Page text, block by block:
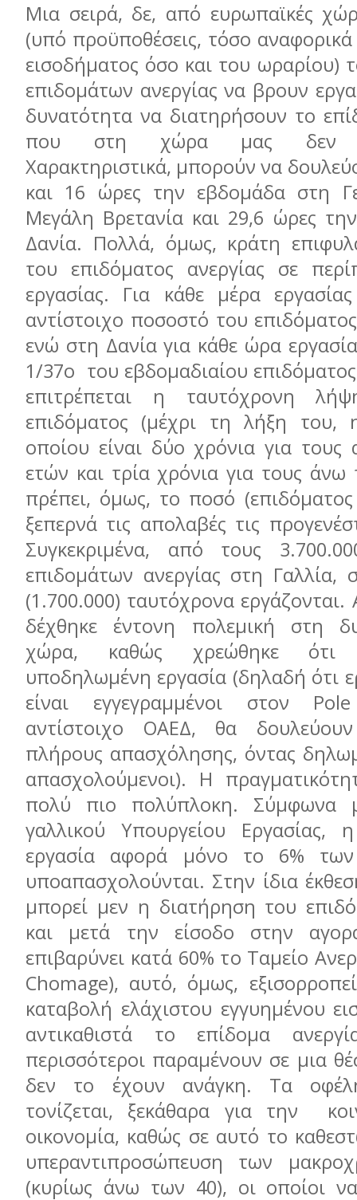
Μια σειρά, δε, από ευρωπαϊκές
(υπό προϋποθέσεις, τόσο
εισοδήματος όσο και του ωραρίου)
επιδομάτων ανεργίας να βρουν
δυνατότητα να διατηρήσουν το
που στη χώρα μας δεν
Χαρακτηριστικά, μπορούν να
και 16 ώρες την εβδομάδα στη
Μεγάλη Βρετανία και 29,6 ώρες
Δανία. Πολλά, όμως, κράτη
του επιδόματος ανεργίας σε
εργασίας. Για κάθε μέρα
αντίστοιχο ποσοστό του
ενώ στη Δανία για κάθε ώρα
1/37ο του εβδομαδιαίου
επιτρέπεται η ταυτόχρονη
επιδόματος (μέχρι τη λήξη του,
οποίου είναι δύο χρόνια για τους
ετών και τρία χρόνια για τους
πρέπει, όμως, το ποσό
ξεπερνά τις απολαβές τις
Συγκεκριμένα, από τους
επιδομάτων ανεργίας στη Γαλλία,
(1.700.000) ταυτόχρονα
δέχθηκε έντονη πολεμική στη
χώρα, καθώς χρεώθηκε ότι
υποδηλωμένη εργασία (δηλαδή ότι
είναι εγγεγραμμένοι στον
αντίστοιχο ΟΑΕΔ, θα
πλήρους απασχόλησης, όντας
απασχολούμενοι). H
πολύ πιο πολύπλοκη. Σύμφωνα
γαλλικού Υπουργείου Εργασίας,
εργασία αφορά μόνο το 6%
υποαπασχολούνται. Στην ίδια
μπορεί μεν η διατήρηση του
και μετά την είσοδο στην
επιβαρύνει κατά 60% το Ταμείο
Chomage), αυτό, όμως,
καταβολή ελάχιστου εγγυημένου
αντικαθιστά το επίδομα
περισσότεροι παραμένουν σε μια
δεν το έχουν ανάγκη. Τα
τονίζεται, ξεκάθαρα για την
οικονομία, καθώς σε αυτό το
υπεραντιπροσώπευση των
(κυρίως άνω των 40), οι οποίοι